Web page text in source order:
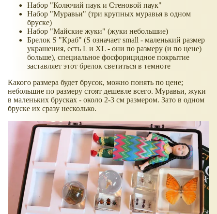
Набор "Колючий паук и Стеновой паук"
Набор "Муравьи" (три крупных муравья в одном
бруске)
Набор "Майские жуки" (жуки небольшие)
Брелок S "Краб" (S означает small - маленький размер
украшения, есть L и XL - они по размеру (и по цене)
больше), специальное фосфорицидное покрытие
заставляет этот брелок светиться в темноте
Какого размера будет брусок, можно понять по цене;
небольшие по размеру стоят дешевле всего. Муравьи, жуки
в маленьких брусках - около 2-3 см размером. Зато в одном
бруске их сразу несколько.